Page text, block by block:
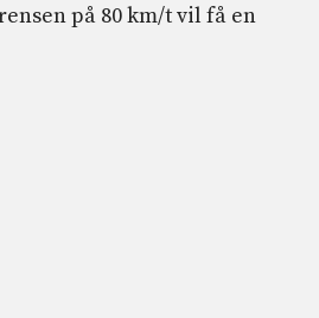
på 80 km/t vil få en